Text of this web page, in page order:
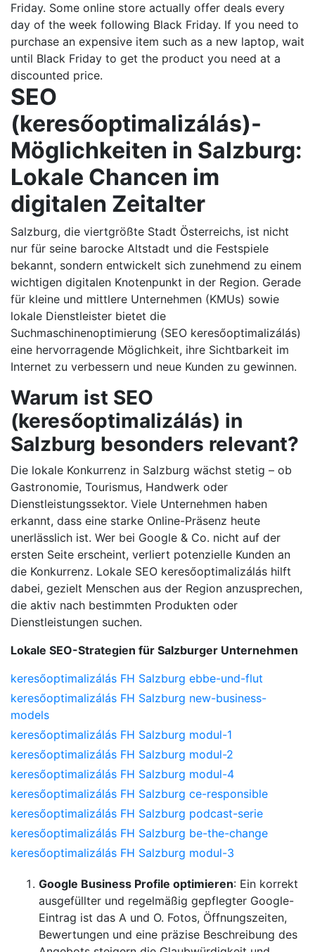
Friday. Some online store actually offer deals every
day of the week following Black Friday. If you need to
purchase an expensive item such as a new laptop, wait
until Black Friday to get the product you need at a
discounted price.
SEO
(keresőoptimalizálás)-
Möglichkeiten in Salzburg:
Lokale Chancen im
digitalen Zeitalter
Salzburg, die viertgrößte Stadt Österreichs, ist nicht
nur für seine barocke Altstadt und die Festspiele
bekannt, sondern entwickelt sich zunehmend zu einem
wichtigen digitalen Knotenpunkt in der Region. Gerade
für kleine und mittlere Unternehmen (KMUs) sowie
lokale Dienstleister bietet die
Suchmaschinenoptimierung (SEO keresőoptimalizálás)
eine hervorragende Möglichkeit, ihre Sichtbarkeit im
Internet zu verbessern und neue Kunden zu gewinnen.
Warum ist SEO
(keresőoptimalizálás) in
Salzburg besonders relevant?
Die lokale Konkurrenz in Salzburg wächst stetig – ob
Gastronomie, Tourismus, Handwerk oder
Dienstleistungssektor. Viele Unternehmen haben
erkannt, dass eine starke Online-Präsenz heute
unerlässlich ist. Wer bei Google & Co. nicht auf der
ersten Seite erscheint, verliert potenzielle Kunden an
die Konkurrenz. Lokale SEO keresőoptimalizálás hilft
dabei, gezielt Menschen aus der Region anzusprechen,
die aktiv nach bestimmten Produkten oder
Dienstleistungen suchen.
Lokale SEO-Strategien für Salzburger Unternehmen
keresőoptimalizálás FH Salzburg ebbe-und-flut
keresőoptimalizálás FH Salzburg new-business-
models
keresőoptimalizálás FH Salzburg modul-1
keresőoptimalizálás FH Salzburg modul-2
keresőoptimalizálás FH Salzburg modul-4
keresőoptimalizálás FH Salzburg ce-responsible
keresőoptimalizálás FH Salzburg podcast-serie
keresőoptimalizálás FH Salzburg be-the-change
keresőoptimalizálás FH Salzburg modul-3
Google Business Profile optimieren: Ein korrekt
ausgefüllter und regelmäßig gepflegter Google-
Eintrag ist das A und O. Fotos, Öffnungszeiten,
Bewertungen und eine präzise Beschreibung des